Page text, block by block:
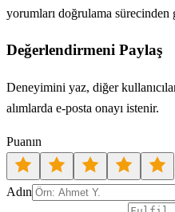
yorumları doğrulama
Değerlendirmeni Paylaş
Deneyimini yaz, diğer
alımlarda e-posta onayı istenir.
Puanın
Adın